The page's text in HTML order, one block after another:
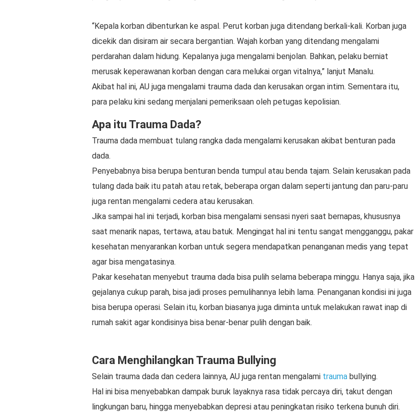
“Kepala korban dibenturkan ke aspal. Perut korban juga ditendang berkali-kali. Korban juga
dicekik dan disiram air secara bergantian. Wajah korban yang ditendang mengalami
perdarahan dalam hidung. Kepalanya juga mengalami benjolan. Bahkan, pelaku berniat
merusak keperawanan korban dengan cara melukai organ vitalnya,” lanjut Manalu.
Akibat hal ini, AU juga mengalami trauma dada dan kerusakan organ intim. Sementara itu,
para pelaku kini sedang menjalani pemeriksaan oleh petugas kepolisian.
Apa itu Trauma Dada?
Trauma dada membuat tulang rangka dada mengalami kerusakan akibat benturan pada
dada.
Penyebabnya bisa berupa benturan benda tumpul atau benda tajam. Selain kerusakan pada
tulang dada baik itu patah atau retak, beberapa organ dalam seperti jantung dan paru-paru
juga rentan mengalami cedera atau kerusakan.
Jika sampai hal ini terjadi, korban bisa mengalami sensasi nyeri saat bernapas, khususnya
saat menarik napas, tertawa, atau batuk. Mengingat hal ini tentu sangat mengganggu, pakar
kesehatan menyarankan korban untuk segera mendapatkan penanganan medis yang tepat
agar bisa mengatasinya.
Pakar kesehatan menyebut trauma dada bisa pulih selama beberapa minggu. Hanya saja, jika
gejalanya cukup parah, bisa jadi proses pemulihannya lebih lama. Penanganan kondisi ini juga
bisa berupa operasi. Selain itu, korban biasanya juga diminta untuk melakukan rawat inap di
rumah sakit agar kondisinya bisa benar-benar pulih dengan baik.
Cara Menghilangkan Trauma Bullying
Selain trauma dada dan cedera lainnya, AU juga rentan mengalami trauma bullying.
Hal ini bisa menyebabkan dampak buruk layaknya rasa tidak percaya diri, takut dengan
lingkungan baru, hingga menyebabkan depresi atau peningkatan risiko terkena bunuh diri.